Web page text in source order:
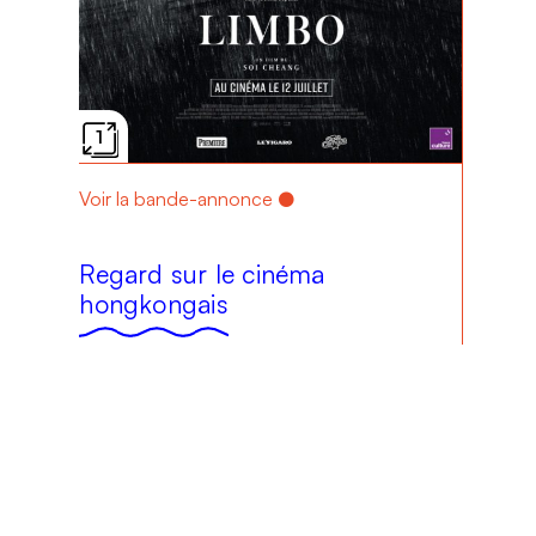
1
Voir la bande-annonce
Regard sur le cinéma
hongkongais